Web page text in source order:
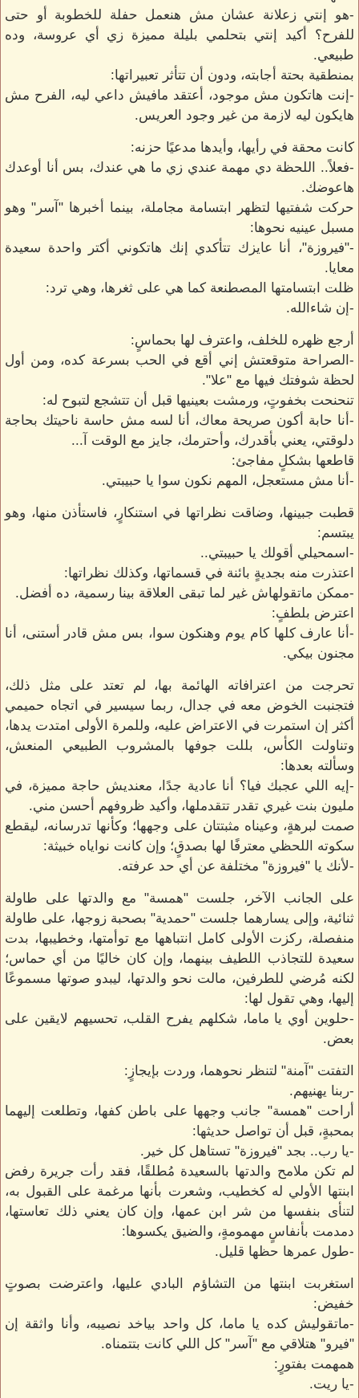
-هو إنتي زعلانة عشان مش هنعمل حفلة للخطوبة أو حتى
للفرح؟ أكيد إنتي بتحلمي بليلة مميزة زي أي عروسة، وده
طبيعي.
بمنطقية بحتة أجابته، ودون أن تتأثر تعبيراتها:
-إنت هاتكون مش موجود، أعتقد مافيش داعي ليه، الفرح مش
هايكون ليه لازمة من غير وجود العريس.
كانت محقة في رأيها، وأيدها مدعيًا حزنه:
-فعلاً.. اللحظة دي مهمة عندي زي ما هي عندك، بس أنا أوعدك
هاعوضك.
حركت شفتيها لتظهر ابتسامة مجاملة، بينما أخبرها "آسر" وهو
مسبل عينيه نحوها:
-"فيروزة"، أنا عايزك تتأكدي إنك هاتكوني أكتر واحدة سعيدة
معايا.
ظلت ابتسامتها المصطنعة كما هي على ثغرها، وهي ترد:
-إن شاءالله.
أرجع ظهره للخلف، واعترف لها بحماسٍ:
-الصراحة متوقعتش إني أقع في الحب بسرعة كده، ومن أول
لحظة شوفتك فيها مع "علا".
تنحنحت بخفوتٍ، ورمشت بعينيها قبل أن تتشجع لتبوح له:
-أنا حابة أكون صريحة معاك، أنا لسه مش حاسة ناحيتك بحاجة
دلوقتي، يعني بأقدرك، وأحترمك، جايز مع الوقت آ...
قاطعها بشكلٍ مفاجئ:
-أنا مش مستعجل، المهم نكون سوا يا حبيبتي.
قطبت جبينها، وضاقت نظراتها في استنكارٍ، فاستأذن منها، وهو
يبتسم:
-اسمحيلي أقولك يا حبيبتي..
اعتذرت منه بجديةٍ بائنة في قسماتها، وكذلك نظراتها:
-ممكن ماتقولهاش غير لما تبقى العلاقة بينا رسمية، ده أفضل.
اعترض بلطفٍ:
-أنا عارف كلها كام يوم وهنكون سوا، بس مش قادر أستنى، أنا
مجنون بيكي.
تحرجت من اعترافاته الهائمة بها، لم تعتد على مثل ذلك،
فتجنبت الخوض معه في جدال، ربما سيسير في اتجاه حميمي
أكثر إن استمرت في الاعتراض عليه، وللمرة الأولى امتدت يدها،
وتناولت الكأس، بللت جوفها بالمشروب الطبيعي المنعش،
وسألته بعدها:
-إيه اللي عجبك فيا؟ أنا عادية جدًا، معنديش حاجة مميزة، في
مليون بنت غيري تقدر تتقدملها، وأكيد ظروفهم أحسن مني.
صمت لبرهةٍ، وعيناه مثبتتان على وجهها؛ وكأنها تدرسانه، ليقطع
سكوته اللحظي معترفًا لها بصدقٍ؛ وإن كانت نواياه خبيثة:
-لأنك يا "فيروزة" مختلفة عن أي حد عرفته.
على الجانب الآخر، جلست "همسة" مع والدتها على طاولة
ثنائية، وإلى يسارهما جلست "حمدية" بصحبة زوجها، على طاولة
منفصلة، ركزت الأولى كامل انتباهها مع توأمتها، وخطيبها، بدت
سعيدة للتجاذب اللطيف بينهما، وإن كان خاليًا من أي حماس؛
لكنه مُرضي للطرفين، مالت نحو والدتها، ليبدو صوتها مسموعًا
إليها، وهي تقول لها:
-حلوين أوي يا ماما، شكلهم يفرح القلب، تحسيهم لايقين على
بعض.
التفتت "آمنة" لتنظر نحوهما، وردت بإيجازٍ:
-ربنا يهنيهم.
أراحت "همسة" جانب وجهها على باطن كفها، وتطلعت إليهما
بمحبةٍ، قبل أن تواصل حديثها:
-يا رب.. بجد "فيروزة" تستاهل كل خير.
لم تكن ملامح والدتها بالسعيدة مُطلقًا، فقد رأت جريرة رفض
ابنتها الأولي له كخطيب، وشعرت بأنها مرغمة على القبول به،
لتنأى بنفسها من شر ابن عمها، وإن كان يعني ذلك تعاستها،
دمدمت بأنفاسٍ مهمومةٍ، والضيق يكسوها:
-طول عمرها حظها قليل.
استغربت ابنتها من التشاؤم البادي عليها، واعترضت بصوتٍ
خفيض:
-ماتقوليش كده يا ماما، كل واحد بياخد نصيبه، وأنا واثقة إن
"فيرو" هتلاقي مع "آسر" كل اللي كانت بتتمناه.
همهمت بفتورٍ:
-يا ريت.